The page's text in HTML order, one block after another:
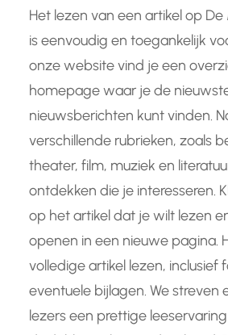
Het lezen van een artikel op
is eenvoudig en toegankelijk
onze website vind je een
homepage waar je de
nieuwsberichten kunt vinden.
verschillende rubrieken, zoals
theater, film, muziek en
ontdekken die je interesseren.
op het artikel dat je wilt lezen
openen in een nieuwe pagina.
volledige artikel lezen, inclusief
eventuele bijlagen. We streven
lezers een prettige